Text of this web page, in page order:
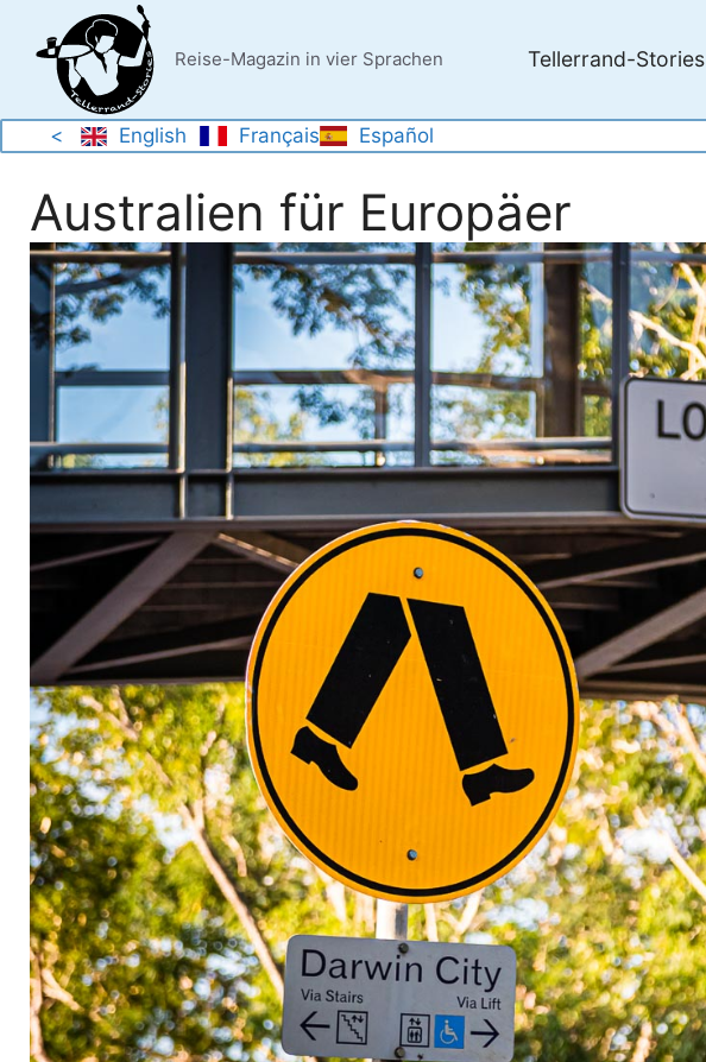
Inhalt
springen
Reise-Magazin in vier Sprachen Tellerrand-Stories
< English Français Español
Australien für Europäer